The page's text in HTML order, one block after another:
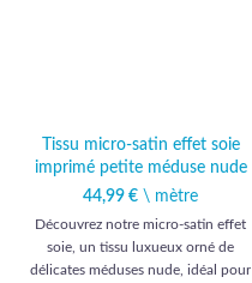
Tissu micro-satin effet soie
imprimé petite méduse nude
44,99 € \ mètre
Découvrez notre micro-satin effet
soie, un tissu luxueux orné de
délicates méduses nude, idéal pour